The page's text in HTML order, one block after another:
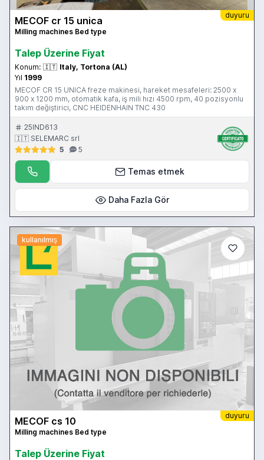
duyuru
MECOF cr 15 unica
Milling machines Bed type
Talep Üzerine Fiyat
Konum: 🇮🇹 Italy, Tortona (AL)
Yıl 1999
MECOF CR 15 UNICA freze makinesi, hareket mesafeleri: 2500 x
900 x 1200 mm, otomatik kafa, iş mili hızı 4500 rpm, 40 pozisyonlu
takım değiştirici, CNC HEIDENHAIN TNC 430
25IND613
🇮🇹 SELEMARC srl
5
5
Temas etmek
Daha Fazla Gör
kullanılmış
duyuru
MECOF cs 10
Milling machines Bed type
Talep Üzerine Fiyat